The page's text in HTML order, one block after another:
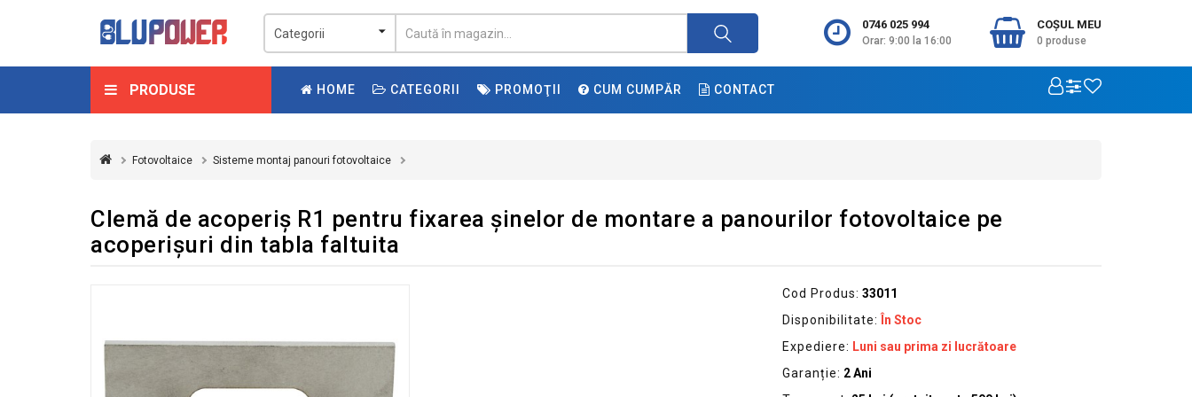
0746 025 994
Orar: 9:00 la 16:00
COŞUL MEU
0 produse
PRODUSE HOME CATEGORII PROMOŢII CUM CUMPĂR CONTACT
Fotovoltaice Sisteme montaj panouri fotovoltaice
Clemă de acoperiș R1 pentru fixarea șinelor de montare a panourilor fotovoltaice pe
acoperișuri din tabla faltuita
Cod Produs: 33011
Disponibilitate:
În Stoc
Expediere: Luni sau prima zi lucrătoare
Garanție: 2 Ani